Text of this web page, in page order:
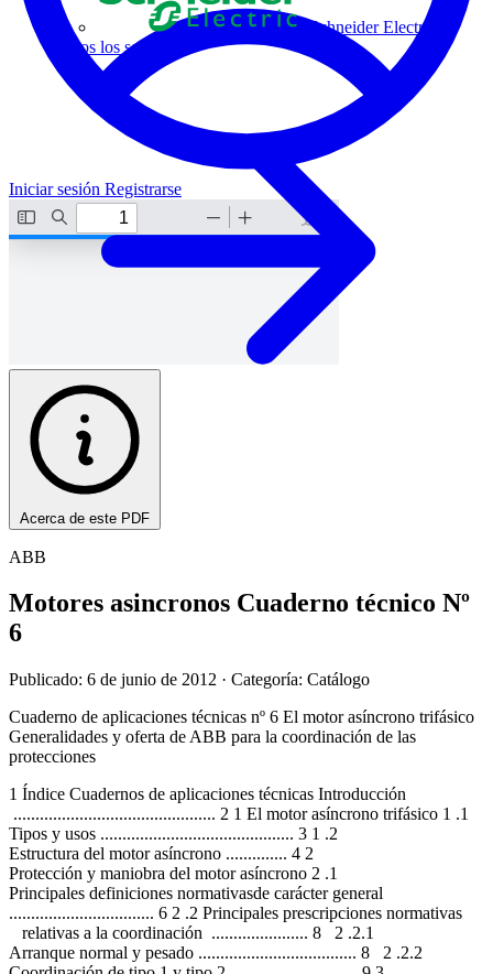
Schneider Electric
Todos los socios
Iniciar sesión Registrarse
Acerca de este PDF
ABB
Motores asincronos Cuaderno técnico Nº
6
Publicado: 6 de junio de 2012 · Categoría: Catálogo
Cuaderno de aplicaciones técnicas nº 6 El motor asíncrono trifásico
Generalidades y oferta de ABB para la coordinación de las
protecciones
1 Índice Cuadernos de aplicaciones técnicas Introducción
.............................................. 2 1 El motor asíncrono trifásico 1 .1
Tipos y usos ............................................ 3 1 .2
Estructura del motor asíncrono .............. 4 2
Protección y maniobra del motor asíncrono 2 .1
Principales definiciones normativasde carácter general
................................. 6 2 .2 Principales prescripciones normativas
relativas a la coordinación ...................... 8 2 .2.1
Arranque normal y pesado .................................... 8 2 .2.2